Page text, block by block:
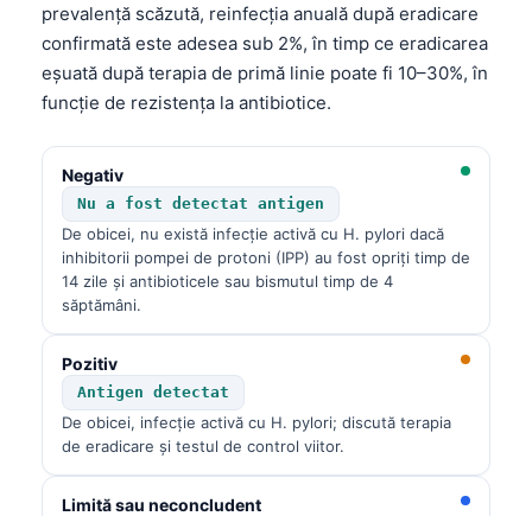
prevalență scăzută, reinfecția anuală după eradicare
confirmată este adesea sub 2%, în timp ce eradicarea
eșuată după terapia de primă linie poate fi 10–30%, în
funcție de rezistența la antibiotice.
Negativ
Nu a fost detectat antigen
De obicei, nu există infecție activă cu H. pylori dacă
inhibitorii pompei de protoni (IPP) au fost opriți timp de
14 zile și antibioticele sau bismutul timp de 4
săptămâni.
Pozitiv
Antigen detectat
De obicei, infecție activă cu H. pylori; discută terapia
de eradicare și testul de control viitor.
Limită sau neconcludent